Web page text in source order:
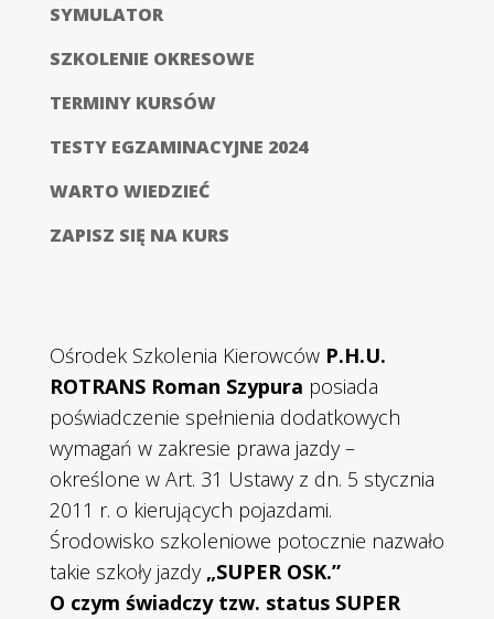
SYMULATOR
SZKOLENIE OKRESOWE
TERMINY KURSÓW
TESTY EGZAMINACYJNE 2024
WARTO WIEDZIEĆ
ZAPISZ SIĘ NA KURS
Ośrodek Szkolenia Kierowców P.H.U.
ROTRANS Roman Szypura posiada
poświadczenie spełnienia dodatkowych
wymagań w zakresie prawa jazdy –
określone w Art. 31 Ustawy z dn. 5 stycznia
2011 r. o kierujących pojazdami.
Środowisko szkoleniowe potocznie nazwało
takie szkoły jazdy „SUPER OSK.”
O czym świadczy tzw. status SUPER